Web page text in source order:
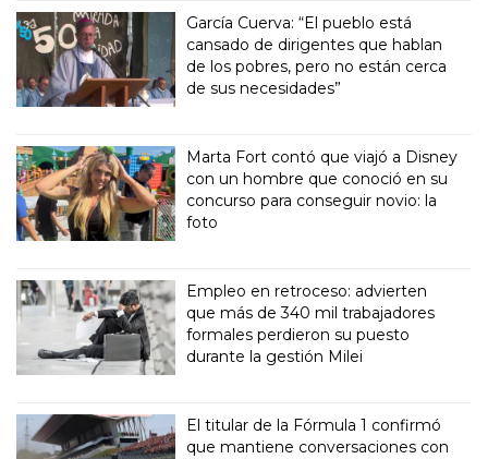
García Cuerva: “El pueblo está
cansado de dirigentes que hablan
de los pobres, pero no están cerca
de sus necesidades”
Marta Fort contó que viajó a Disney
con un hombre que conoció en su
concurso para conseguir novio: la
foto
Empleo en retroceso: advierten
que más de 340 mil trabajadores
formales perdieron su puesto
durante la gestión Milei
El titular de la Fórmula 1 confirmó
que mantiene conversaciones con